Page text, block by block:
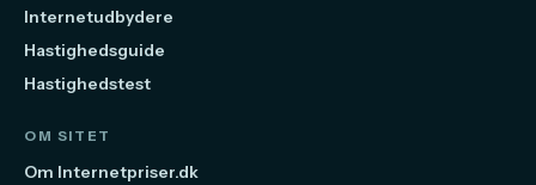
Internetudbydere
Hastighedsguide
Hastighedstest
OM SITET
Om Internetpriser.dk